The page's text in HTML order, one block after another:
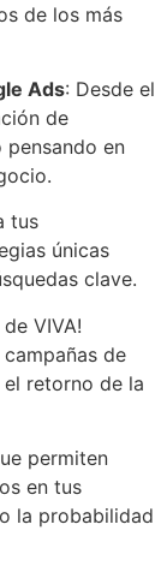
de los más
Ads: Desde el
de
pensando en
tus
únicas
clave.
VIVA!
de
retorno de la
permiten
en tus
la probabilidad